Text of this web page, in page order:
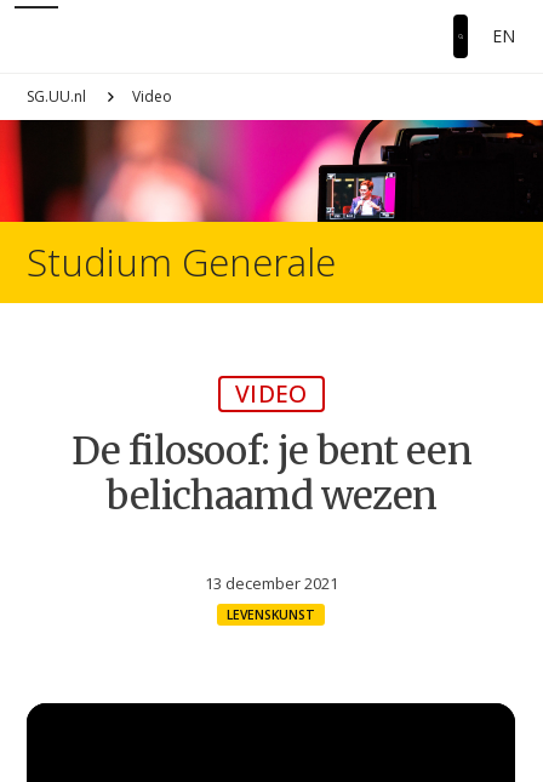
EN
SG.UU.nl Video
Studium Generale
VIDEO
De filosoof: je bent een
belichaamd wezen
13 december 2021
LEVENSKUNST